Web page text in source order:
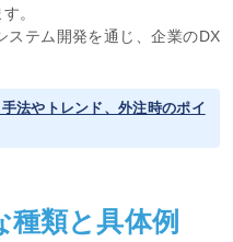
。
ステム開発を通じ、企業のDX
法やトレンド、外注時のポイ
類と具体例